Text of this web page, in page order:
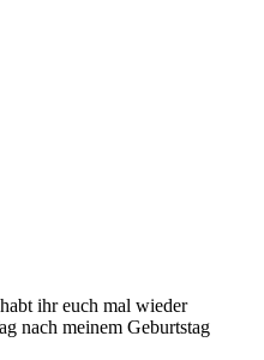
ihr euch mal wieder
nach meinem Geburtstag